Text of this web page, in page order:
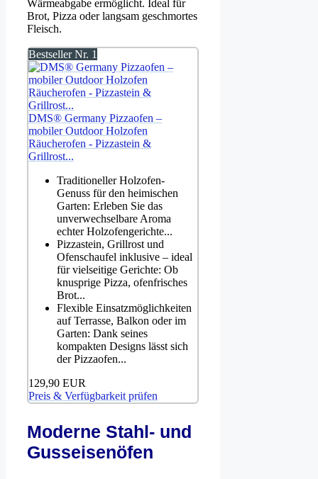
Wärmeabgabe ermöglicht. Ideal für
Brot, Pizza oder langsam geschmortes
Fleisch.
Bestseller Nr. 1
DMS® Germany Pizzaofen –
mobiler Outdoor Holzofen
Räucherofen - Pizzastein &
Grillrost...
Traditioneller Holzofen-
Genuss für den heimischen
Garten: Erleben Sie das
unverwechselbare Aroma
echter Holzofengerichte...
Pizzastein, Grillrost und
Ofenschaufel inklusive – ideal
für vielseitige Gerichte: Ob
knusprige Pizza, ofenfrisches
Brot...
Flexible Einsatzmöglichkeiten
auf Terrasse, Balkon oder im
Garten: Dank seines
kompakten Designs lässt sich
der Pizzaofen...
129,90 EUR
Preis & Verfügbarkeit prüfen
Moderne Stahl- und
Gusseisenöfen